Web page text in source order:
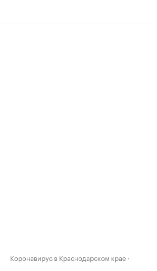
Коронавирус в Краснодарском крае